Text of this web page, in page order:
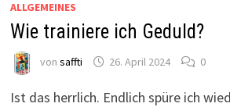
ALLGEMEINES
Wie trainiere ich Geduld?
von saffti 26. April 2024 0
Ist das herrlich. Endlich spüre ich